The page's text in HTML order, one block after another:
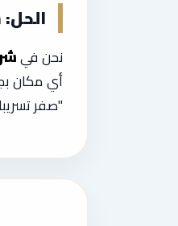
نحن في
أي مكان
"صفر